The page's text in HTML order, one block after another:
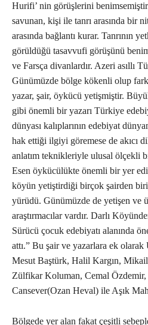
Hurifi’ nin görüşlerini
savunan, kişi ile tanrı arasında bir
arasında bağlantı kurar. Tanrının
görüldüğü tasavvufi görüşünü
ve Farsça divanlardır. Azeri asıllı
Günümüzde bölge kökenli olup
yazar, şair, öykücü yetişmiştir.
gibi önemli bir yazarı Türkiye
dünyası kalıplarının edebiyat
hak ettiği ilgiyi göremese de akıcı
anlatım teknikleriyle ulusal ölçekli
Esen öykücülükte önemli bir yer
köyün yetiştirdiği birçok şairden
yürüdü. Günümüzde de yetişen ve
araştırmacılar vardır. Darlı
Sürücü çocuk edebiyatı alanında
attı.” Bu şair ve yazarlara ek
Mesut Baştürk, Halil Kargın,
Zülfikar Koluman, Cemal Özdemir,
Cansever(Ozan Heval) ile Aşık
Bölgede yer alan fakat çeşitli